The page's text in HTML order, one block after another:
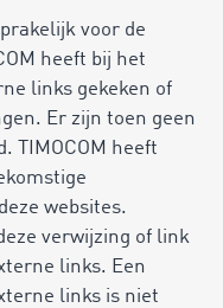
voor de
heeft bij het
links gekeken of
Er zijn toen geen
TIMOCOM heeft
websites.
verwijzing of link
links. Een
links is niet